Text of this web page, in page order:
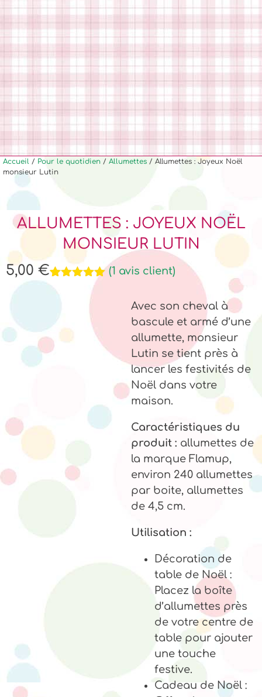
Accueil / Pour le quotidien / Allumettes / Allumettes : Joyeux Noël
monsieur Lutin
ALLUMETTES : JOYEUX NOËL
MONSIEUR LUTIN
5,00 €
Noté
5.00
sur 5
1
client
(1 avis client)
Avec son cheval à
bascule et armé d’une
allumette, monsieur
Lutin se tient près à
lancer les festivités de
Noël dans votre
maison.
Caractéristiques du
produit : allumettes de
la marque Flamup,
environ 240 allumettes
par boite, allumettes
de 4,5 cm.
Utilisation :
Décoration de
table de Noël :
Placez la boîte
d’allumettes près
de votre centre de
table pour ajouter
une touche
festive.
Cadeau de Noël :